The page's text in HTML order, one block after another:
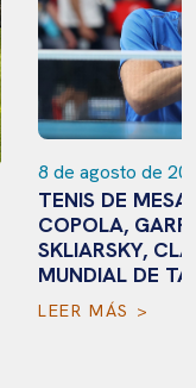
8 de agosto de
TENIS DE
COPOLA,
SKLIARSKY,
MUNDIAL DE
LEER MÁS >